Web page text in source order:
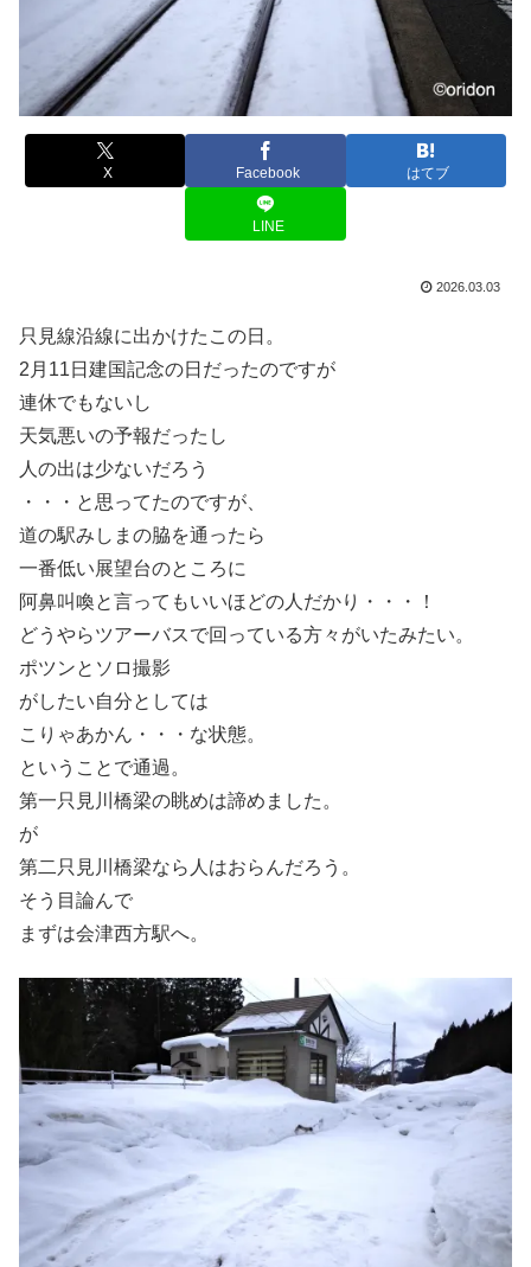
X Facebook はてブ
LINE
2026.03.03
只見線沿線に出かけたこの日。
2月11日建国記念の日だったのですが
連休でもないし
天気悪いの予報だったし
人の出は少ないだろう
・・・と思ってたのですが、
道の駅みしまの脇を通ったら
一番低い展望台のところに
阿鼻叫喚と言ってもいいほどの人だかり・・・！
どうやらツアーバスで回っている方々がいたみたい。
ポツンとソロ撮影
がしたい自分としては
こりゃあかん・・・な状態。
ということで通過。
第一只見川橋梁の眺めは諦めました。
が
第二只見川橋梁なら人はおらんだろう。
そう目論んで
まずは会津西方駅へ。